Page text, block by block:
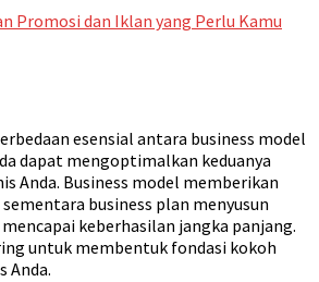
Promosi dan Iklan yang Perlu Kamu
esensial antara business model
dapat mengoptimalkan keduanya
Anda. Business model memberikan
business plan menyusun
keberhasilan jangka panjang.
untuk membentuk fondasi kokoh
Anda.